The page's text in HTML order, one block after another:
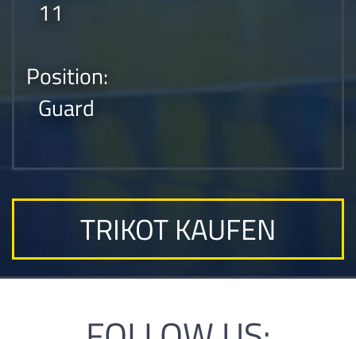
11
Position:
Guard
TRIKOT KAUFEN